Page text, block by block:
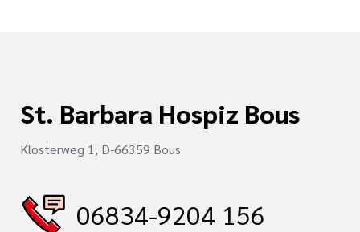
St. Barbara Hospiz Bous
Klosterweg 1, D-66359 Bous
06834-9204 156